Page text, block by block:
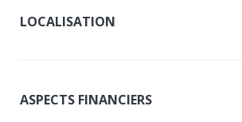
LOCALISATION
ASPECTS FINANCIERS